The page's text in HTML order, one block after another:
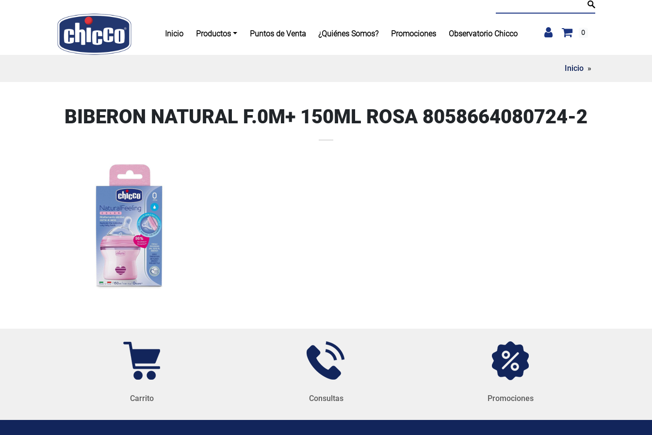
Inicio Productos Puntos de Venta ¿Quiénes Somos? Promociones Observatorio Chicco 0
Inicio »
BIBERON NATURAL F.0M+ 150ML ROSA 8058664080724-2
Carrito Consultas Promociones